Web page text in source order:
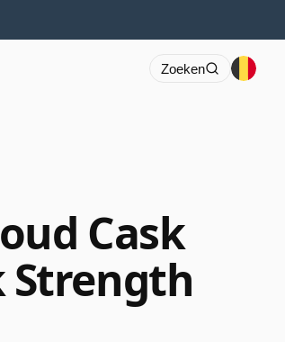
Zoeken
Cask
Strength